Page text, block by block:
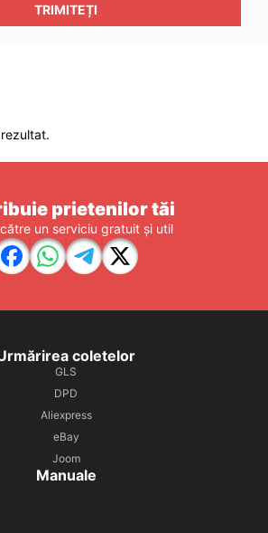
TRIMITEȚI
prietenilor tăi
un serviciu gratuit și util
coletelor
GLS
DPD
Aliexpress
eBay
Joom
Manuale